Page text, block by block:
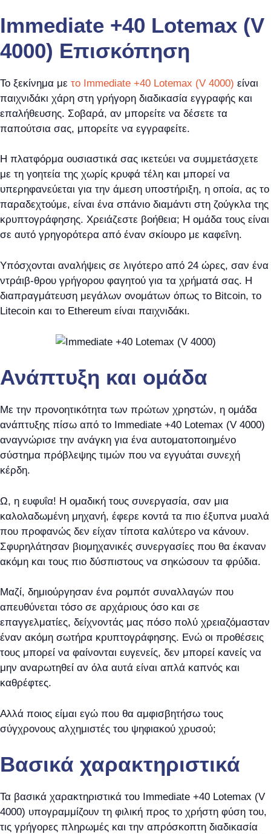
Immediate +40 Lotemax (V
4000) Επισκόπηση
Το ξεκίνημα με το Immediate +40 Lotemax (V 4000) είναι
παιχνιδάκι χάρη στη γρήγορη διαδικασία εγγραφής και
επαλήθευσης. Σοβαρά, αν μπορείτε να δέσετε τα
παπούτσια σας, μπορείτε να εγγραφείτε.
Η πλατφόρμα ουσιαστικά σας ικετεύει να συμμετάσχετε
με τη γοητεία της χωρίς κρυφά τέλη και μπορεί να
υπερηφανεύεται για την άμεση υποστήριξη, η οποία, ας το
παραδεχτούμε, είναι ένα σπάνιο διαμάντι στη ζούγκλα της
κρυπτογράφησης. Χρειάζεστε βοήθεια; Η ομάδα τους είναι
σε αυτό γρηγορότερα από έναν σκίουρο με καφεΐνη.
Υπόσχονται αναλήψεις σε λιγότερο από 24 ώρες, σαν ένα
ντράιβ-θρου γρήγορου φαγητού για τα χρήματά σας. Η
διαπραγμάτευση μεγάλων ονομάτων όπως το Bitcoin, το
Litecoin και το Ethereum είναι παιχνιδάκι.
Ανάπτυξη και ομάδα
Με την προνοητικότητα των πρώτων χρηστών, η ομάδα
ανάπτυξης πίσω από το Immediate +40 Lotemax (V 4000)
αναγνώρισε την ανάγκη για ένα αυτοματοποιημένο
σύστημα πρόβλεψης τιμών που να εγγυάται συνεχή
κέρδη.
Ω, η ευφυΐα! Η ομαδική τους συνεργασία, σαν μια
καλολαδωμένη μηχανή, έφερε κοντά τα πιο έξυπνα μυαλά
που προφανώς δεν είχαν τίποτα καλύτερο να κάνουν.
Σφυρηλάτησαν βιομηχανικές συνεργασίες που θα έκαναν
ακόμη και τους πιο δύσπιστους να σηκώσουν τα φρύδια.
Μαζί, δημιούργησαν ένα ρομπότ συναλλαγών που
απευθύνεται τόσο σε αρχάριους όσο και σε
επαγγελματίες, δείχνοντάς μας πόσο πολύ χρειαζόμασταν
έναν ακόμη σωτήρα κρυπτογράφησης. Ενώ οι προθέσεις
τους μπορεί να φαίνονται ευγενείς, δεν μπορεί κανείς να
μην αναρωτηθεί αν όλα αυτά είναι απλά καπνός και
καθρέφτες.
Αλλά ποιος είμαι εγώ που θα αμφισβητήσω τους
σύγχρονους αλχημιστές του ψηφιακού χρυσού;
Βασικά χαρακτηριστικά
Τα βασικά χαρακτηριστικά του Immediate +40 Lotemax (V
4000) υπογραμμίζουν τη φιλική προς το χρήστη φύση του,
τις γρήγορες πληρωμές και την απρόσκοπτη διαδικασία